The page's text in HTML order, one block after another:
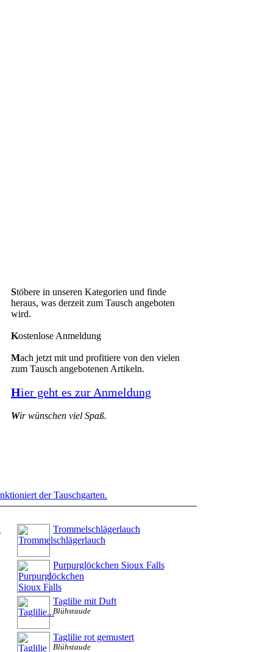
Stöbere in unseren Kategorien und finde
heraus, was derzeit zum Tausch angeboten
wird.
Kostenlose Anmeldung
Mach jetzt mit und profitiere von den vielen
zum Tausch angebotenen Artikeln.
Hier geht es zur Anmeldung
Wir wünschen viel Spaß.
der Tauschgarten.
Trommelschlägerlauch
Purpurglöckchen Sioux Falls
Taglilie mit Duft
Blühstaude
Taglilie rot gemustert
Blühstaude